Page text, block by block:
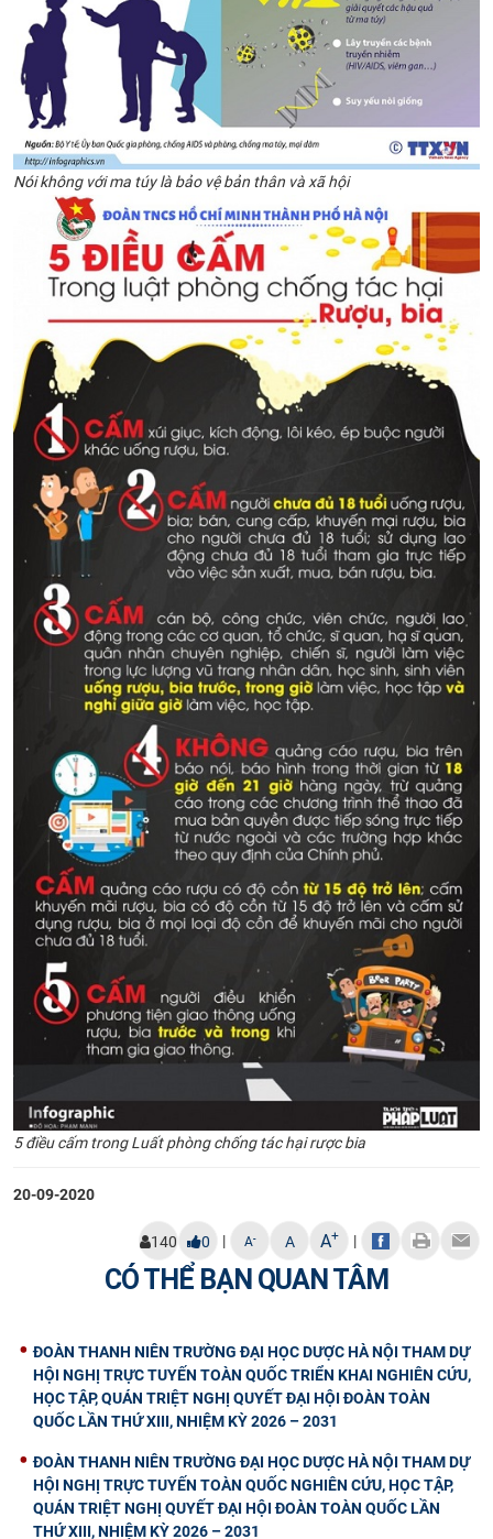
Nói không với ma túy là bảo vệ bản thân và xã hội
5 điều cấm trong Luất phòng chống tác hại rược bia
20-09-2020
140 0 | A- A A+ |
CÓ THỂ BẠN QUAN TÂM
ĐOÀN THANH NIÊN TRƯỜNG ĐẠI HỌC DƯỢC HÀ NỘI THAM DỰ
HỘI NGHỊ TRỰC TUYẾN TOÀN QUỐC TRIỂN KHAI NGHIÊN CỨU,
HỌC TẬP, QUÁN TRIỆT NGHỊ QUYẾT ĐẠI HỘI ĐOÀN TOÀN
QUỐC LẦN THỨ XIII, NHIỆM KỲ 2026 – 2031
ĐOÀN THANH NIÊN TRƯỜNG ĐẠI HỌC DƯỢC HÀ NỘI THAM DỰ
HỘI NGHỊ TRỰC TUYẾN TOÀN QUỐC NGHIÊN CỨU, HỌC TẬP,
QUÁN TRIỆT NGHỊ QUYẾT ĐẠI HỘI ĐOÀN TOÀN QUỐC LẦN
THỨ XIII, NHIỆM KỲ 2026 – 2031